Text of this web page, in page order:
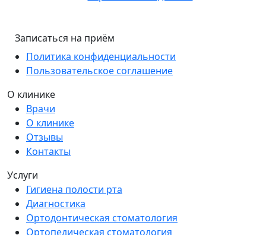
Записаться на приём
Политика конфиденциальности
Пользовательское соглашение
О клинике
Врачи
О клинике
Отзывы
Контакты
Услуги
Гигиена полости рта
Диагностика
Ортодонтическая стоматология
Ортопедическая стоматология